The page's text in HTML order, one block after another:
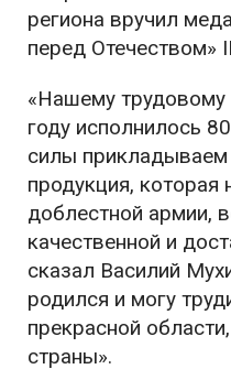
региона вручил
перед Отечеством»
«Нашему
году исполнилось
силы
продукция,
доблестной армии,
качественной и
сказал Василий
родился и могу
прекрасной
страны».